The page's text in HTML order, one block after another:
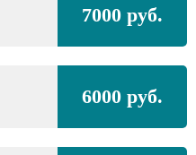
7000 руб.
6000 руб.